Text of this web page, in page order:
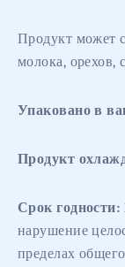
Продукт может
молока, орехов,
Упаковано в
Продукт
Срок годности:
нарушение
пределах общего